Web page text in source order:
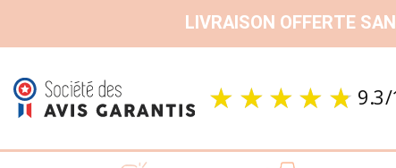
LIVRAISON OFFERTE